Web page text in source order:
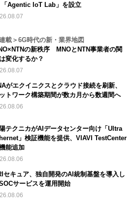
「Agentic IoT Lab」を設立
載＞6G時代の新・業界地図
の新秩序 MNOとNTN事業者の関
変化するか？
がエクイニクスとクラウド接続を刷新、
トワーク構築期間が数カ月から数週間へ
テクニカがAIデータセンター向け「Ultra
」検証機能を提供、VIAVI TestCenter
能追加
セキュア、独自開発のAI統制基盤を導入し
サービスを運用開始